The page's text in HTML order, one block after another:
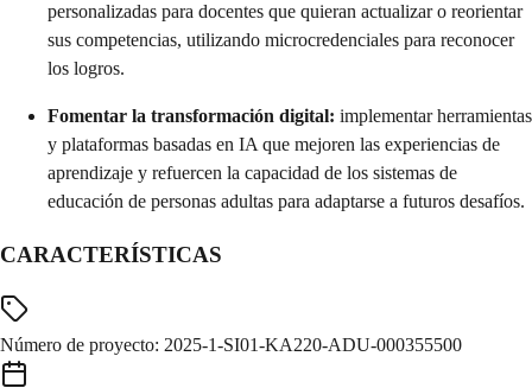
personalizadas para docentes que quieran actualizar o reorientar
sus competencias, utilizando microcredenciales para reconocer
los logros.
Fomentar la transformación digital: implementar herramientas
y plataformas basadas en IA que mejoren las experiencias de
aprendizaje y refuercen la capacidad de los sistemas de
educación de personas adultas para adaptarse a futuros desafíos.
CARACTERÍSTICAS
Número de proyecto: 2025-1-SI01-KA220-ADU-000355500